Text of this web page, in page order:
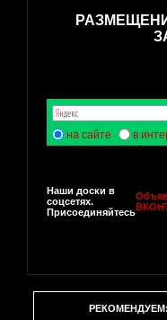
на сайте в
Наши доски в
соцсетях.
Присоединяйтесь
РЕКОМЕНДУЕМ: